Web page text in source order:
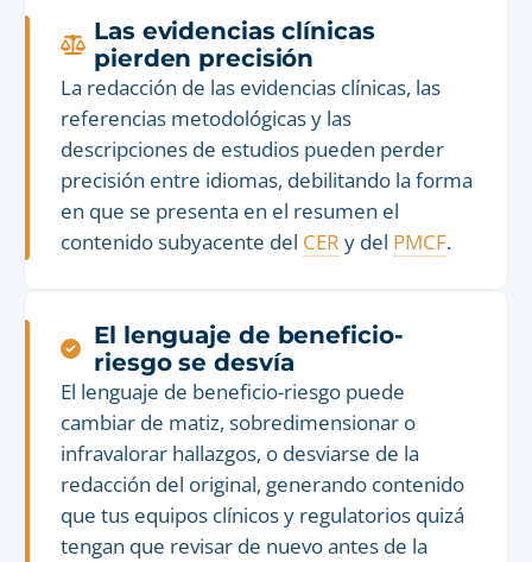
Las evidencias clínicas
pierden precisión
La redacción de las evidencias clínicas, las
referencias metodológicas y las
descripciones de estudios pueden perder
precisión entre idiomas, debilitando la forma
en que se presenta en el resumen el
contenido subyacente del CER y del PMCF.
El lenguaje de beneficio-
riesgo se desvía
El lenguaje de beneficio-riesgo puede
cambiar de matiz, sobredimensionar o
infravalorar hallazgos, o desviarse de la
redacción del original, generando contenido
que tus equipos clínicos y regulatorios quizá
tengan que revisar de nuevo antes de la